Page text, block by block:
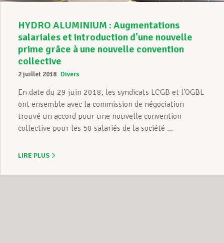
HYDRO ALUMINIUM : Augmentations
salariales et introduction d’une nouvelle
prime grâce à une nouvelle convention
collective
2 juillet 2018 Divers
En date du 29 juin 2018, les syndicats LCGB et l’OGBL
ont ensemble avec la commission de négociation
trouvé un accord pour une nouvelle convention
collective pour les 50 salariés de la société ...
LIRE PLUS